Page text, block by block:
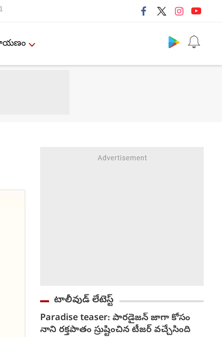
టాలీవుడ్ లేటెస్ట్
Paradise teaser: పారడైజన్ జాగా కోసం
నాని రక్తపాతం స్రుష్టించిన టీజర్ వచ్చేసింది